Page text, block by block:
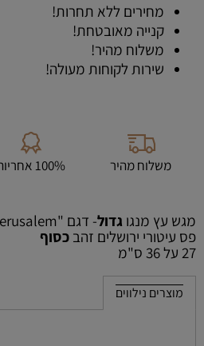
מחירים ללא תחרות!
קנייה מאובטחת!
משלוח מהיר!
שירות לקוחות מעולה!
משלוח מהיר 100% אחריות
מגש עץ מנגו גדול- דגם "jerusalem"
פס עיטורי ירושלים זהב כסוף
27 על 36 ס"מ
מוצרים נילווים